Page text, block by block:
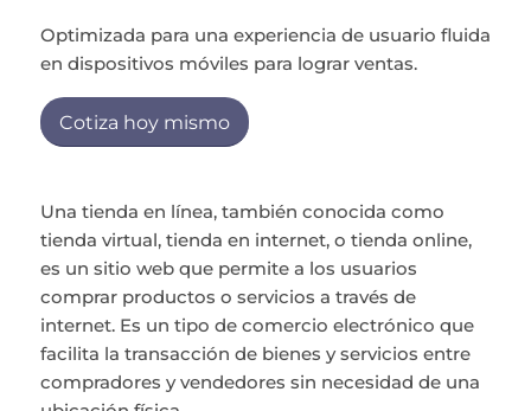
Optimizada para una experiencia de usuario fluida
en dispositivos móviles para lograr ventas.
Cotiza hoy mismo
Una tienda en línea, también conocida como
tienda virtual, tienda en internet, o tienda online,
es un sitio web que permite a los usuarios
comprar productos o servicios a través de
internet. Es un tipo de comercio electrónico que
facilita la transacción de bienes y servicios entre
compradores y vendedores sin necesidad de una